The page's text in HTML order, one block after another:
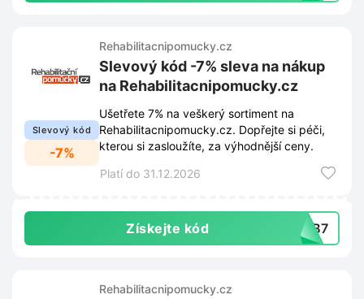
Slevový kód
-7%
Rehabilitacnipomucky.cz
Slevový kód -7% sleva na nákup
na Rehabilitacnipomucky.cz
Ušetřete 7% na veškerý sortiment na
Rehabilitacnipomucky.cz. Dopřejte si péči,
kterou si zasloužíte, za výhodnější ceny.
Platí do 31.12.2026
Získejte kód HAB7
Rehabilitacnipomucky.cz